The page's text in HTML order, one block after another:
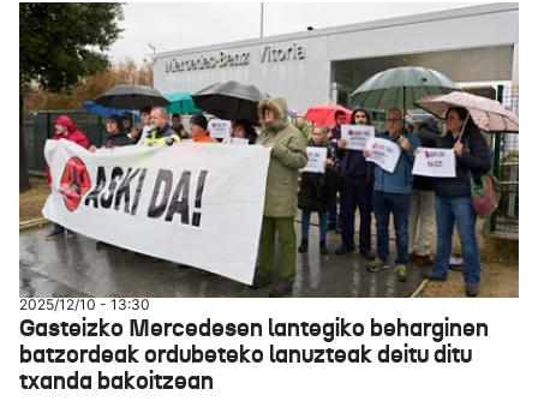
2025/12/10 - 13:30
Gasteizko Mercedesen lantegiko beharginen
batzordeak ordubeteko lanuzteak deitu ditu
txanda bakoitzean